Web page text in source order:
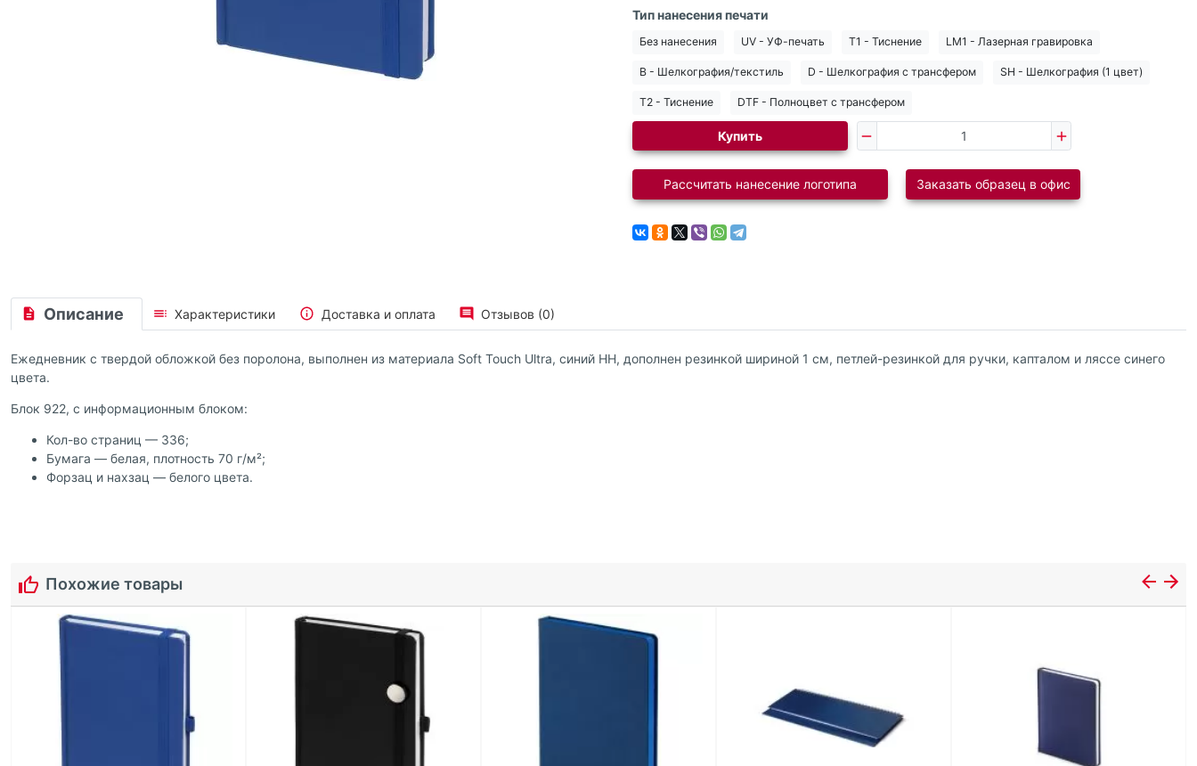
Тип нанесения печати
Без нанесения UV - УФ-печать T1 - Тиснение LM1 - Лазерная гравировка
B - Шелкография/текстиль D - Шелкография с трансфером SH - Шелкография (1 цвет)
T2 - Тиснение DTF - Полноцвет с трансфером
Купить
Рассчитать нанесение логотипа Заказать образец в офис
Описание Характеристики Доставка и оплата Отзывов (0)
Ежедневник с твердой обложкой без поролона, выполнен из материала Soft Touch Ultra, синий НН, дополнен резинкой шириной 1 см, петлей-резинкой для ручки, капталом и ляссе синего
цвета.
Блок 922, с информационным блоком:
Кол-во страниц — 336;
Бумага — белая, плотность 70 г/м²;
Форзац и нахзац — белого цвета.
Похожие товары